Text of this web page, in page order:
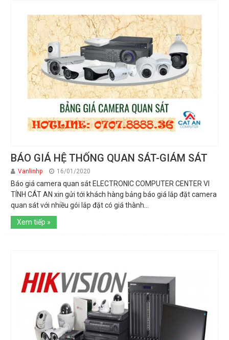
BÁO GIÁ HỆ THỐNG QUAN SÁT-GIÁM SÁT
Vanlinhp 16/01/2020
Báo giá camera quan sát ELECTRONIC COMPUTER CENTER VI
TÍNH CÁT AN xin gửi tới khách hàng bảng báo giá lắp đặt camera
quan sát với nhiều gói lắp đặt có giá thành...
Xem tiếp »